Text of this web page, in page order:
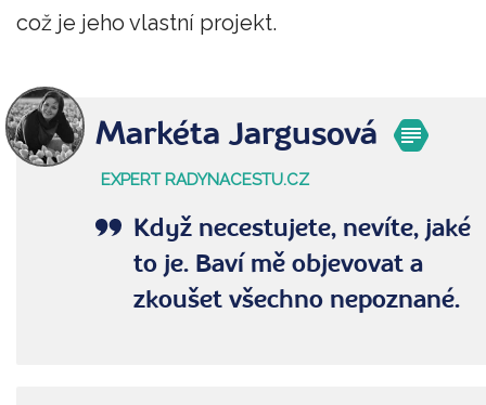
což je jeho vlastní projekt.
Markéta Jargusová
EXPERT RADYNACESTU.CZ
Když necestujete, nevíte, jaké
to je. Baví mě objevovat a
zkoušet všechno nepoznané.